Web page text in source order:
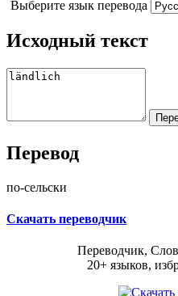
Выберите язык перевода
Исходный текст
Перевод
по-сельски
Скачать переводчик
Переводчик,
20+ языков,